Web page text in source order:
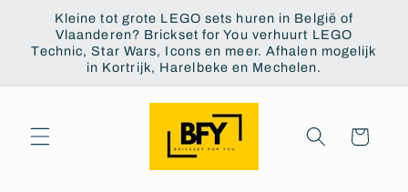
passer
contenu
Kleine tot grote LEGO sets huren in België of
Vlaanderen? Brickset for You verhuurt LEGO
Technic, Star Wars, Icons en meer. Afhalen mogelijk
in Kortrijk, Harelbeke en Mechelen.
Panier